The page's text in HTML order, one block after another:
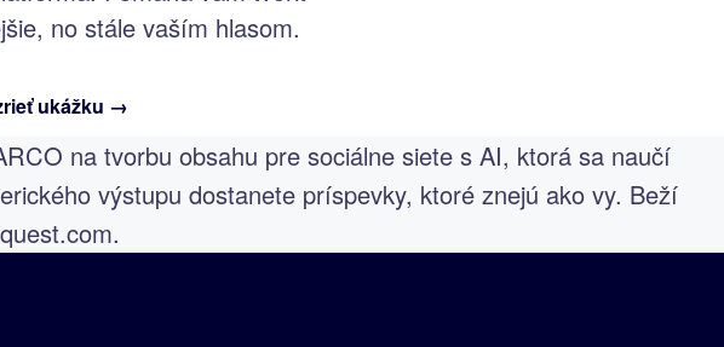
no stále vaším hlasom.
ukážku →
na tvorbu obsahu pre sociálne siete s AI, ktorá sa naučí
výstupu dostanete príspevky, ktoré znejú ako vy. Beží